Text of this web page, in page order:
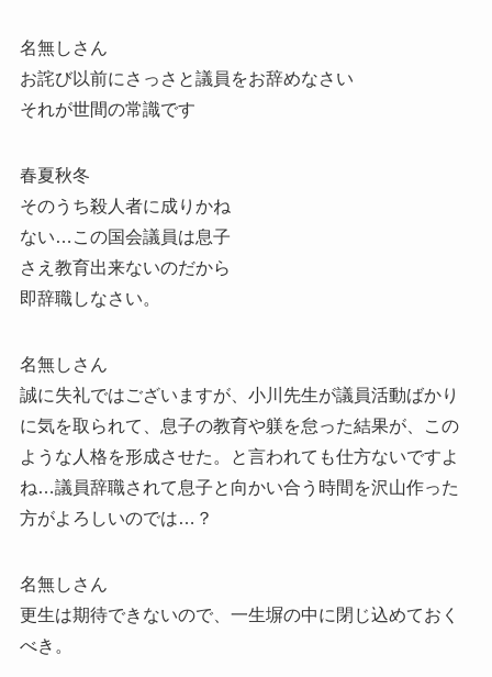
名無しさん
お詫び以前にさっさと議員をお辞めなさい
それが世間の常識です
春夏秋冬
そのうち殺人者に成りかね
ない…この国会議員は息子
さえ教育出来ないのだから
即辞職しなさい。
名無しさん
誠に失礼ではございますが、小川先生が議員活動ばかり
に気を取られて、息子の教育や躾を怠った結果が、この
ような人格を形成させた。と言われても仕方ないですよ
ね…議員辞職されて息子と向かい合う時間を沢山作った
方がよろしいのでは…？
名無しさん
更生は期待できないので、一生塀の中に閉じ込めておく
べき。